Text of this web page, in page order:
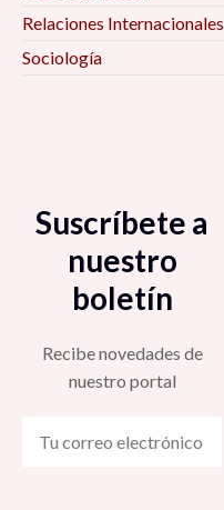
Relaciones Internacionales
Sociología
Suscríbete a
nuestro
boletín
Recibe novedades de
nuestro portal